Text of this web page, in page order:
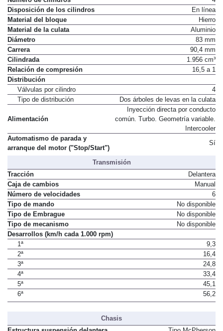
Número de cilindros
4
Disposición de los cilindros
En línea
Material del bloque
Hierro
Material de la culata
Aluminio
Diámetro
83 mm
Carrera
90,4 mm
Cilindrada
1.956 cm³
Relación de compresión
Distribución
Válvulas por cilindro
4
Dos árboles de levas en la culata
Inyección directa por conducto
común. Turbo. Geometría variable.
Automatismo de parada y
Transmisión
Tracción
Delantera
Caja de cambios
Manual
Número de velocidades
6
Tipo de mando
No disponible
Tipo de Embrague
No disponible
Tipo de mecanismo
Desarrollos (km/h cada 1.000 rpm)
1ª
9,3
2ª
16,4
3ª
24,8
4ª
33,4
5ª
45,1
6ª
56,2
Chasis